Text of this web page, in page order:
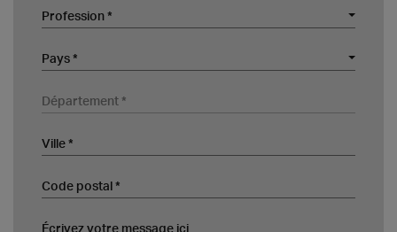
Profession
Profession *
Société
Pays
Pays *
Département
Ville
Code postal
Écrivez votre message ici